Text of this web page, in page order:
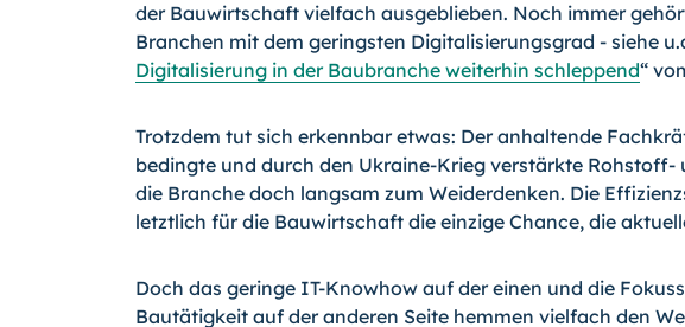
der Bauwirtschaft vielfach ausgeblieben. Noch immer
Branchen mit dem geringsten Digitalisierungsgrad - siehe
Digitalisierung in der Baubranche weiterhin schleppend“
Trotzdem tut sich erkennbar etwas: Der anhaltende
bedingte und durch den Ukraine-Krieg verstärkte
die Branche doch langsam zum Weiderdenken. Die
letztlich für die Bauwirtschaft die einzige Chance, die
Doch das geringe IT-Knowhow auf der einen und die
Bautätigkeit auf der anderen Seite hemmen vielfach den